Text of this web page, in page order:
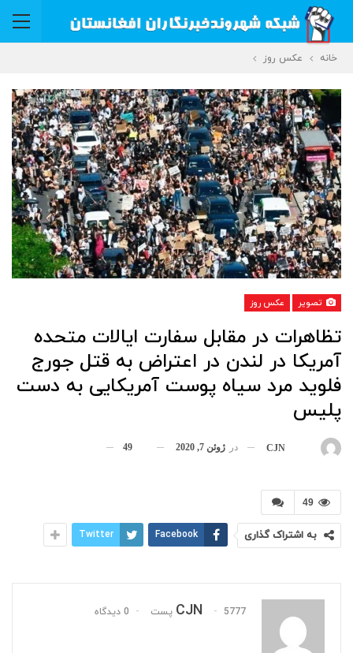
خانه عکس روز
تصویر عکس روز
تظاهرات در مقابل سفارت ایالات متحده
آمریکا در لندن در اعتراض به قتل جورج
فلوید مرد سیاه پوست آمریکایی به دست
پلیس
CJN در ژوئن 7, 2020 49
49
به اشتراک گذاری Facebook
Twitter
CJN 5777 پست 0 دیدگاه